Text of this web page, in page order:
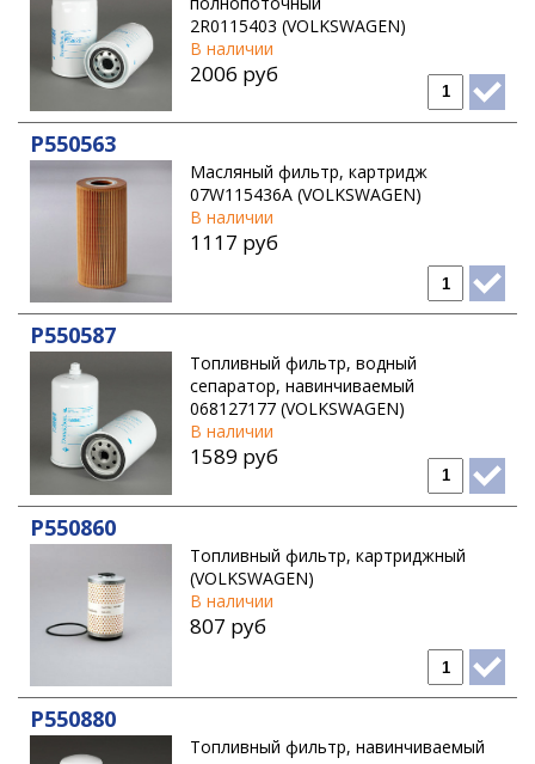
2R0115403 (VOLKSWAGEN)
В наличии
2006 руб
P550563
Масляный фильтр, картридж
07W115436A (VOLKSWAGEN)
В наличии
1117 руб
P550587
Топливный фильтр, водный
сепаратор, навинчиваемый
068127177 (VOLKSWAGEN)
В наличии
1589 руб
P550860
Топливный фильтр, картриджный
(VOLKSWAGEN)
В наличии
807 руб
P550880
Топливный фильтр, навинчиваемый